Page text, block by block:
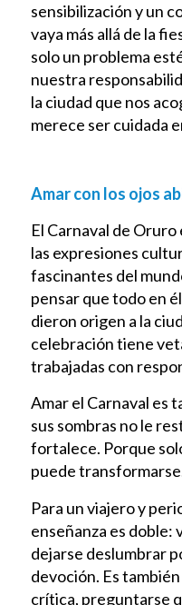
sensibilización y un
vaya más allá de la
solo un problema
nuestra
la ciudad que nos
merece ser cuidada
Amar con los ojos
El Carnaval de Oruro
las expresiones
fascinantes del
pensar que todo en
dieron origen a la
celebración tiene
trabajadas con
Amar el Carnaval es
sus sombras no le
fortalece. Porque
puede
Para un viajero y
enseñanza es doble:
dejarse deslumbrar
devoción. Es
crítica, preguntarse